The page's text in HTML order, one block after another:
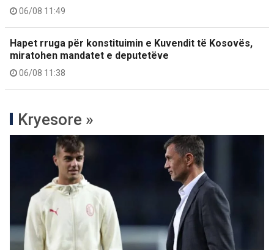
06/08 11:49
Hapet rruga për konstituimin e Kuvendit të Kosovës,
miratohen mandatet e deputetëve
06/08 11:38
Kryesore »